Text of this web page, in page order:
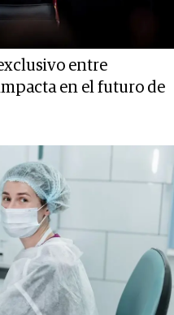
entre
en el futuro de